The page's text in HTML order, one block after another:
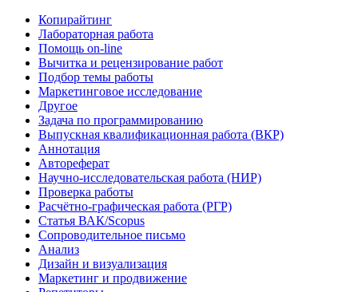
Копирайтинг
Лабораторная работа
Помощь on-line
Вычитка и рецензирование работ
Подбор темы работы
Маркетинговое исследование
Другое
Задача по программированию
Выпускная квалификационная работа (ВКР)
Аннотация
Автореферат
Научно-исследовательская работа (НИР)
Проверка работы
Расчётно-графическая работа (РГР)
Статья ВАК/Scopus
Сопроводительное письмо
Анализ
Дизайн и визуализация
Маркетинг и продвижение